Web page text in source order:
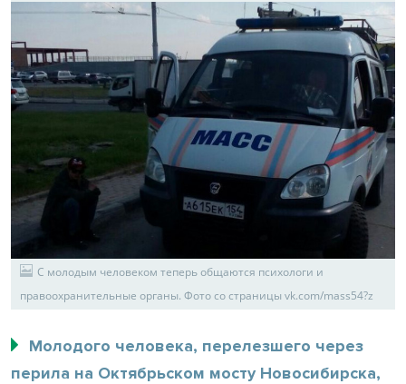
С молодым человеком теперь общаются психологи и
правоохранительные органы. Фото со страницы vk.com/mass54?z
Молодого человека, перелезшего через
перила на Октябрьском мосту Новосибирска,